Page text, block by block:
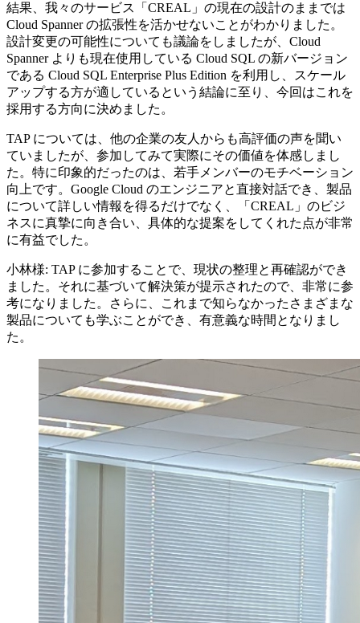
結果、我々のサービス「CREAL」の現在の設計のままでは
Cloud Spanner の拡張性を活かせないことがわかりました。
設計変更の可能性についても議論をしましたが、Cloud
Spanner よりも現在使用している Cloud SQL の新バージョン
である Cloud SQL Enterprise Plus Edition を利用し、スケール
アップする方が適しているという結論に至り、今回はこれを
採用する方向に決めました。
TAP については、他の企業の友人からも高評価の声を聞い
ていましたが、参加してみて実際にその価値を体感しまし
た。特に印象的だったのは、若手メンバーのモチベーション
向上です。Google Cloud のエンジニアと直接対話でき、製品
について詳しい情報を得るだけでなく、「CREAL」のビジ
ネスに真摯に向き合い、具体的な提案をしてくれた点が非常
に有益でした。
小林様: TAP に参加することで、現状の整理と再確認ができ
ました。それに基づいて解決策が提示されたので、非常に参
考になりました。さらに、これまで知らなかったさまざまな
製品についても学ぶことができ、有意義な時間となりまし
た。